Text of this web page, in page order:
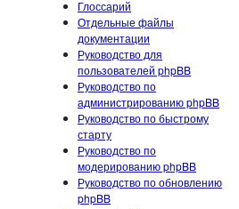
Глоссарий
Отдельные файлы
документации
Руководство для
пользователей phpBB
Руководство по
администрированию phpBB
Руководство по быстрому
старту
Руководство по
модерированию phpBB
Руководство по обновлению
phpBB